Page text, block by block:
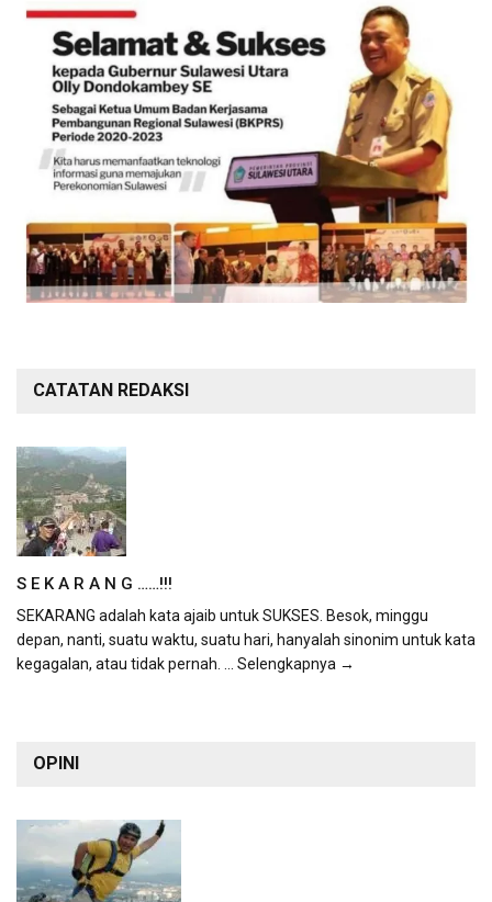
CATATAN REDAKSI
S E K A R A N G ……!!!
SEKARANG adalah kata ajaib untuk SUKSES. Besok, minggu
depan, nanti, suatu waktu, suatu hari, hanyalah sinonim untuk kata
kegagalan, atau tidak pernah. ... Selengkapnya →
OPINI